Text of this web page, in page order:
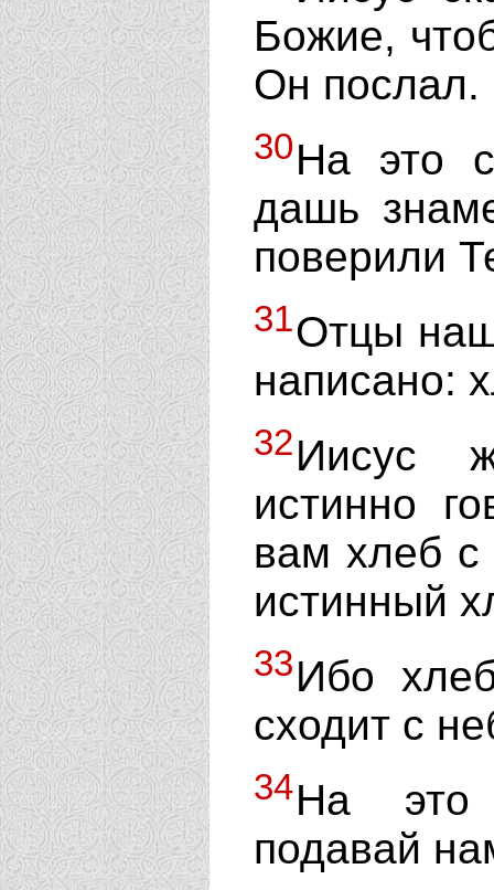
Божие,
Он послал.
30На это
дашь
поверили
31Отцы
написано:
32Иисус
истинно
вам хлеб
истинный
33Ибо
сходит с
34На это
подавай